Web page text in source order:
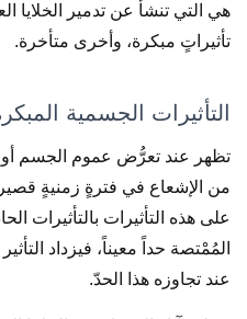
هي التي تنشأ عن تدمير الخلايا
تأثيراتٍ مبكرة، وأخرى متأخرة.
التأثيرات الجسمية
تظهر عند تعرُّض عموم الجسم أو
من الإشعاع في فترةٍ زمنيةٍ
على هذه التأثيرات بالتأثيرات
المُمْتصة حداً معيناً، فيزداد
عند تجاوزه هذا الحدّ.